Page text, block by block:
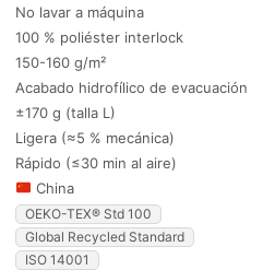
No lavar a máquina
100 % poliéster interlock
150-160 g/m²
Acabado hidrofílico de evacuación
±170 g (talla L)
Ligera (≈5 % mecánica)
Rápido (≤30 min al aire)
China
OEKO-TEX® Std 100
Global Recycled Standard
ISO 14001